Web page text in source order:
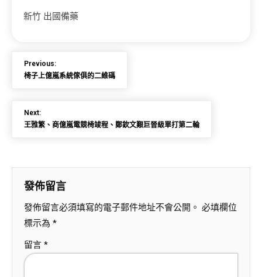
新竹 出國備藥
Previous:
椅子上億嵐系統傢俱的二維碼
Next:
王雅繁、商億嵐電競椅竣程、鄭欽文艱巨晉級單打第二輪
發佈留言
發佈留言必須填寫的電子郵件地址不會公開。 必填欄位
標示為 *
留言 *